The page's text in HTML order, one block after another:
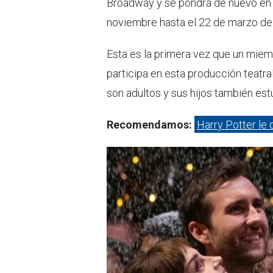
Broadway y se pondrá de nuevo
noviembre hasta el 22 de marzo
Esta es la primera vez que un
participa en esta producción
son adultos y sus hijos también
Recomendamos: Harry Potter le